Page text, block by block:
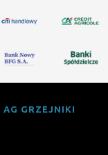
AG GRZEJNIKI